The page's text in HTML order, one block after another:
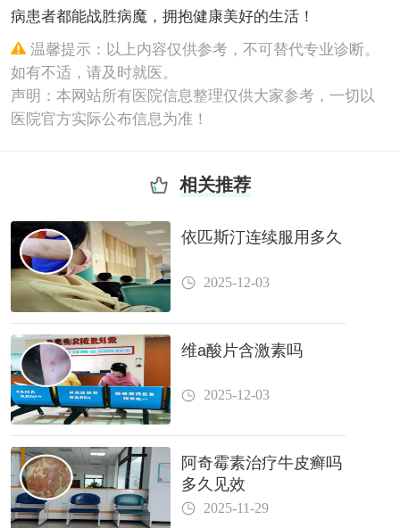
病患者都能战胜病魔，拥抱健康美好的生活！
温馨提示：以上内容仅供参考，不可替代专业诊断。
如有不适，请及时就医。
声明：本网站所有医院信息整理仅供大家参考，一切以
医院官方实际公布信息为准！
相关推荐
依匹斯汀连续服用多久
2025-12-03
维a酸片含激素吗
2025-12-03
阿奇霉素治疗牛皮癣吗
多久见效
2025-11-29